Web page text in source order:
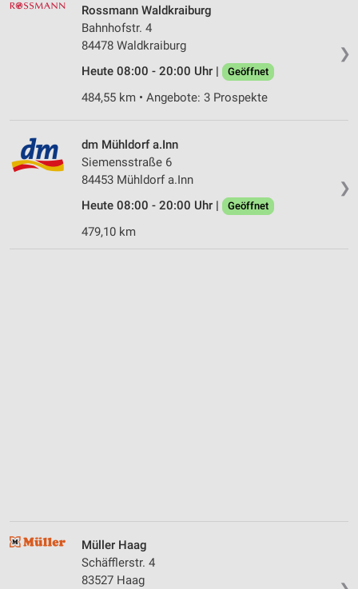
❯
Rossmann Waldkraiburg
Bahnhofstr. 4
84478 Waldkraiburg
Heute 08:00 - 20:00 Uhr |
Geöffnet
484,55 km • Angebote: 3 Prospekte
❯
dm Mühldorf a.Inn
Siemensstraße 6
84453 Mühldorf a.Inn
Heute 08:00 - 20:00 Uhr |
Geöffnet
479,10 km
Müller Haag
Schäfflerstr. 4
83527 Haag